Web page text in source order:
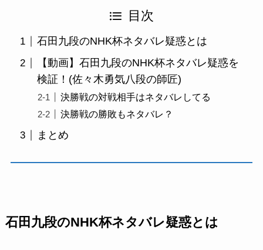
目次
石田九段のNHK杯ネタバレ疑惑とは
【動画】石田九段のNHK杯ネタバレ疑惑を
検証！(佐々木勇気八段の師匠)
決勝戦の対戦相手はネタバレしてる
決勝戦の勝敗もネタバレ？
まとめ
石田九段のNHK杯ネタバレ疑惑とは